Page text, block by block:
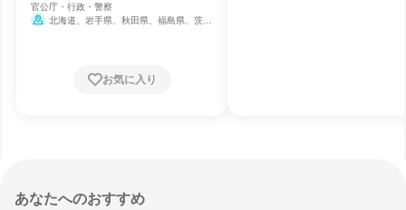
官公庁・行政・警察
北海道、岩手県、秋田県、福島県、茨城
県、鹿児島県、沖縄県お気に入り
あなたへのおすすめ